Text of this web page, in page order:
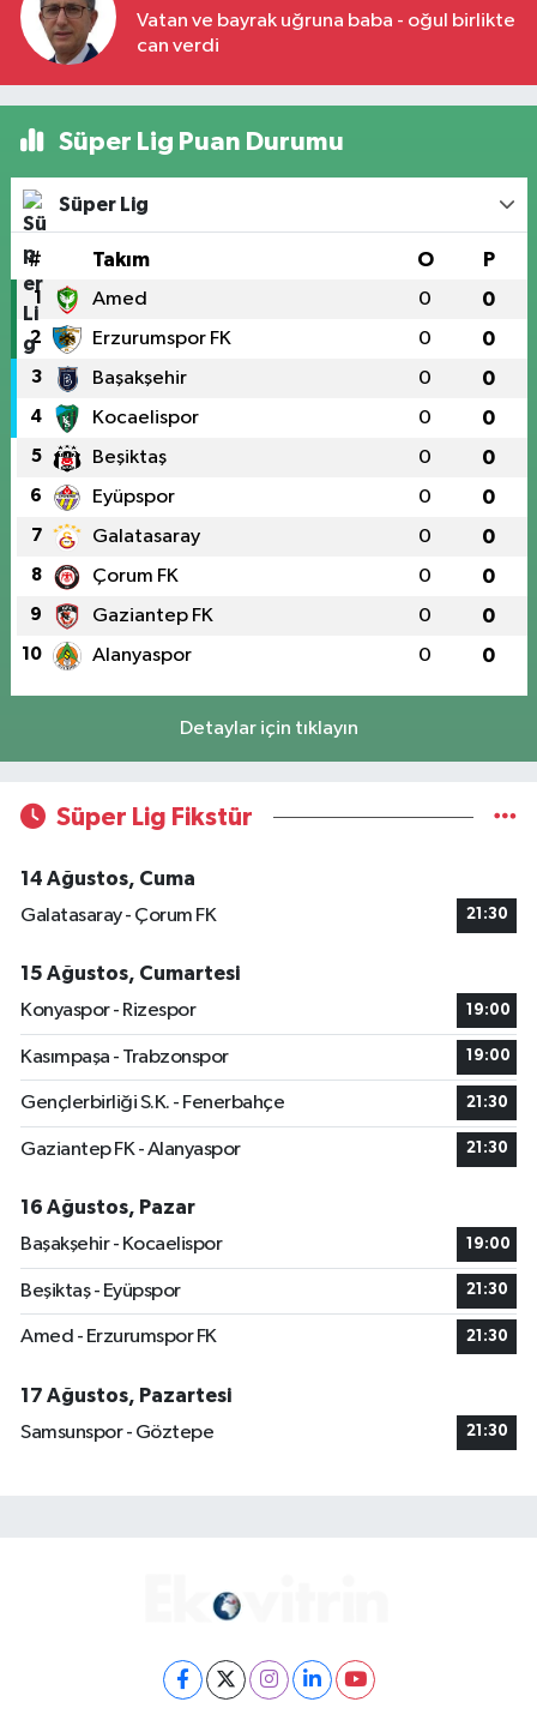
Vatan ve bayrak uğruna baba - oğul birlikte
can verdi
Süper Lig Puan Durumu
Süper Lig
# Takım O P
1 Amed 0 0
2 Erzurumspor FK 0 0
3 Başakşehir 0 0
4 Kocaelispor 0 0
5 Beşiktaş 0 0
6 Eyüpspor 0 0
7 Galatasaray 0 0
8 Çorum FK 0 0
9 Gaziantep FK 0 0
10 Alanyaspor 0 0
Detaylar için tıklayın
Süper Lig Fikstür
14 Ağustos, Cuma
Galatasaray - Çorum FK
21:30
15 Ağustos, Cumartesi
Konyaspor - Rizespor
19:00
Kasımpaşa - Trabzonspor 19:00
Gençlerbirliği S.K. - Fenerbahçe 21:30
Gaziantep FK - Alanyaspor 21:30
16 Ağustos, Pazar
Başakşehir - Kocaelispor
19:00
Beşiktaş - Eyüpspor 21:30
Amed - Erzurumspor FK 21:30
17 Ağustos, Pazartesi
Samsunspor - Göztepe
21:30